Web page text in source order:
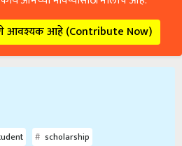
आवश्यक आहे (Contribute Now)